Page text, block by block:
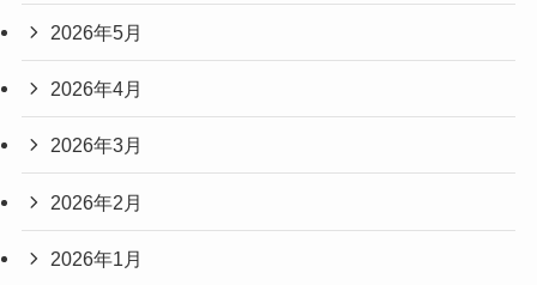
2026年5月
2026年4月
2026年3月
2026年2月
2026年1月